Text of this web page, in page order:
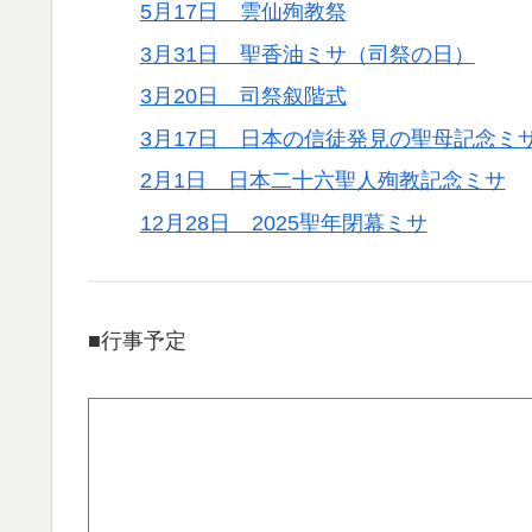
5月17日 雲仙殉教祭
3月31日 聖香油ミサ（司祭の日）
3月20日 司祭叙階式
3月17日 日本の信徒発見の聖母記念ミ
2月1日 日本二十六聖人殉教記念ミサ
12月28日 2025聖年閉幕ミサ
■行事予定